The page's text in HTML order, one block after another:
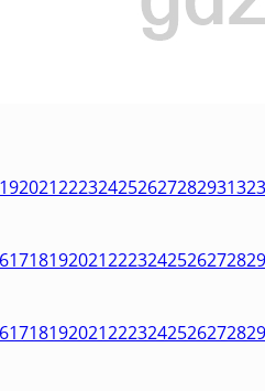
19202122232425262728293132
17181920212223242526272829
17181920212223242526272829